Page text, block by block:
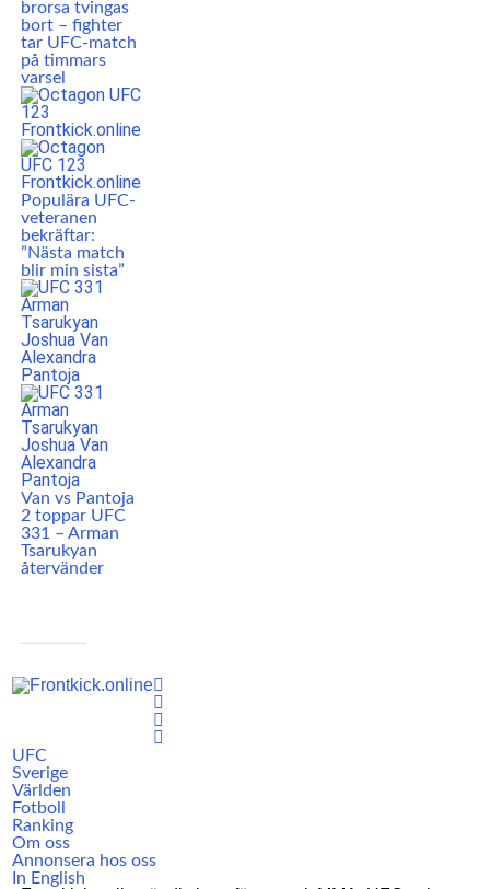
brorsa tvingas
bort – fighter
tar UFC-match
på timmars
varsel
Populära UFC-
veteranen
bekräftar:
”Nästa match
blir min sista”
Van vs Pantoja
2 toppar UFC
331 – Arman
Tsarukyan
återvänder
UFC
Sverige
Världen
Fotboll
Ranking
Om oss
Annonsera hos oss
In English